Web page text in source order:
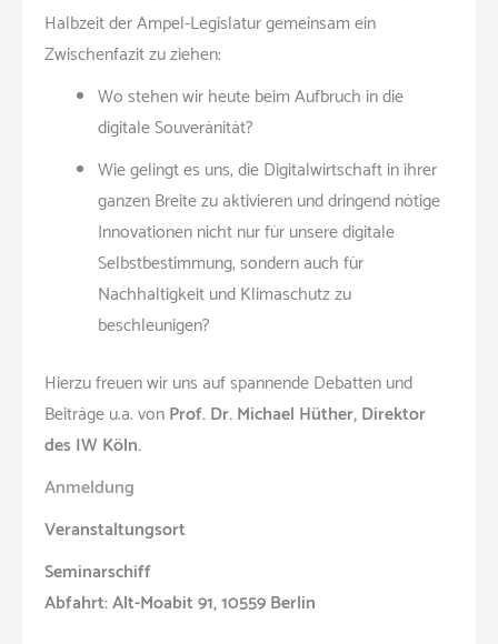
Halbzeit der Ampel-Legislatur gemeinsam ein
Zwischenfazit zu ziehen:
Wo stehen wir heute beim Aufbruch in die
digitale Souveränität?
Wie gelingt es uns, die Digitalwirtschaft in ihrer
ganzen Breite zu aktivieren und dringend nötige
Innovationen nicht nur für unsere digitale
Selbstbestimmung, sondern auch für
Nachhaltigkeit und Klimaschutz zu
beschleunigen?
Hierzu freuen wir uns auf spannende Debatten und
Beiträge u.a. vonProf. Dr. Michael Hüther, Direktor
des IW Köln.
Anmeldung
Veranstaltungsort
Seminarschiff
Abfahrt: Alt-Moabit 91,10559 Berlin